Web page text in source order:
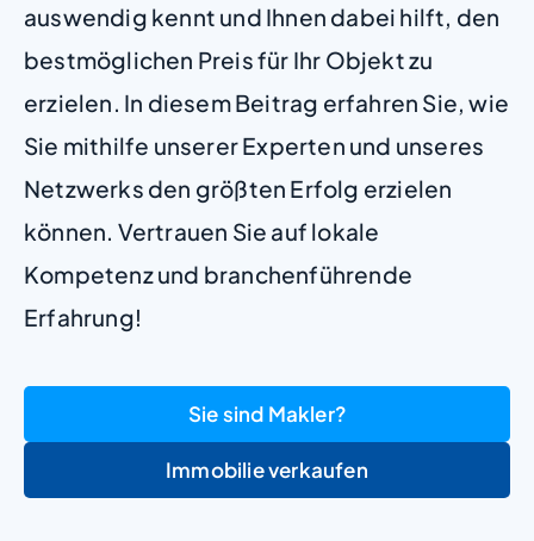
auswendig kennt und Ihnen dabei hilft, den
bestmöglichen Preis für Ihr Objekt zu
erzielen. In diesem Beitrag erfahren Sie, wie
Sie mithilfe unserer Experten und unseres
Netzwerks den größten Erfolg erzielen
können. Vertrauen Sie auf lokale
Kompetenz und branchenführende
Erfahrung!
Sie sind Makler?
Immobilie verkaufen